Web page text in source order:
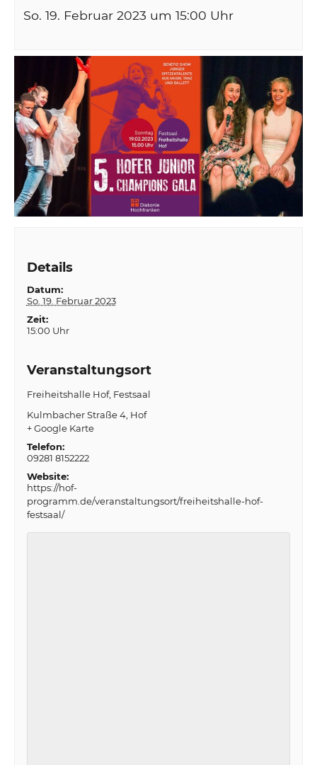
So. 19. Februar 2023 um 15:00 Uhr
Details
Datum:
So. 19. Februar 2023
Zeit:
15:00 Uhr
Veranstaltungsort
Freiheitshalle Hof, Festsaal
Kulmbacher Straße 4 Hof
+ Google Karte
Telefon:
09281 8152222
Website:
https://hof-
programm.de/veranstaltungsort/freiheitshalle-hof-
festsaal/